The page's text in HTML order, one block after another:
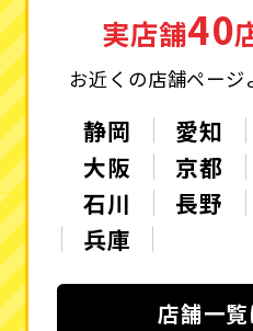
実店舗40
お近くの店舗ペー
静岡 愛知
大阪
京都
石川
長野
兵庫
店舗一